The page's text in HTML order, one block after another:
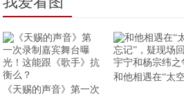
《天赐的声音》第一次
和他相遇在“太